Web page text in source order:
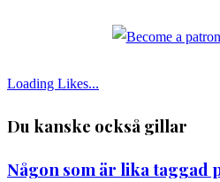
Loading Likes...
Du kanske också gillar
Någon som är lika taggad